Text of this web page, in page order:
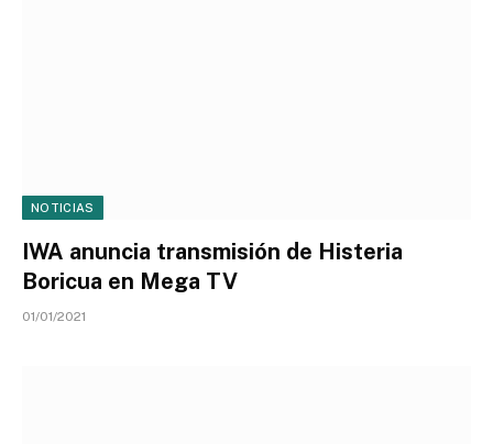
NOTICIAS
IWA anuncia transmisión de Histeria
Boricua en Mega TV
01/01/2021